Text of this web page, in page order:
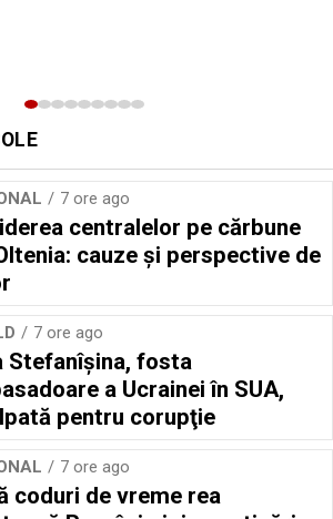
7 ore ago
centralelor pe cărbune
cauze și perspective de
7 ore ago
Stefanîşina, fosta
a Ucrainei în SUA,
pentru corupţie
7 ore ago
coduri de vreme rea